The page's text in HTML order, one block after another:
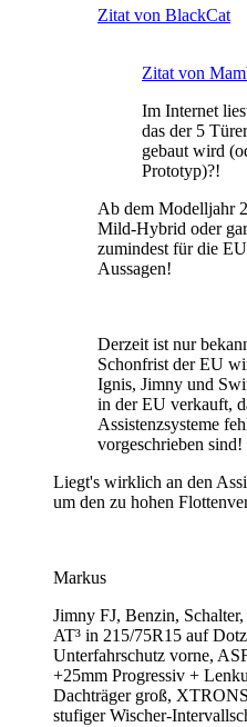
Zitat von BlackCat
Zitat von
Im Internet
das der 5
gebaut wird
Prototyp)?!
Ab dem Modelljahr
Mild-Hybrid oder
zumindest für die
Aussagen!
Derzeit ist nur
Schonfrist der EU
Ignis, Jimny und
in der EU verkauft,
Assistenzsysteme
vorgeschrieben sind!
Liegt's wirklich an den
um den zu hohen
Markus
Jimny FJ, Benzin,
AT³ in 215/75R15 auf
Unterfahrschutz vorne,
+25mm Progressiv +
Dachträger groß,
stufiger Wischer-